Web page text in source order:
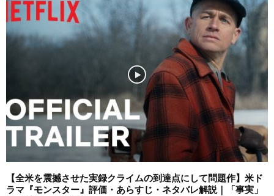
【全米を震撼させた実録クライムの到達点にして問題作】米ド
ラマ『モンスター』評価・あらすじ・ネタバレ解説｜「事実」